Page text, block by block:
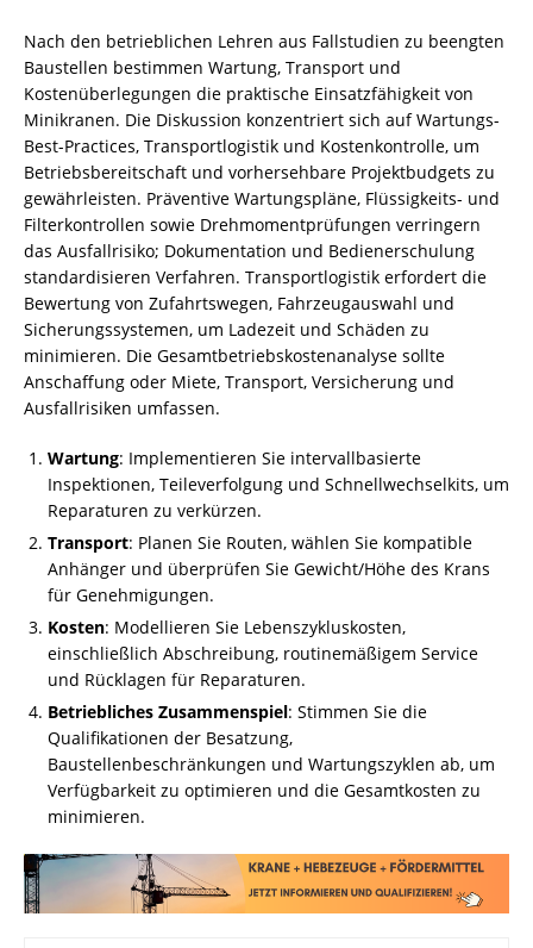
Nach den betrieblichen Lehren aus Fallstudien zu beengten
Baustellen bestimmen Wartung, Transport und
Kostenüberlegungen die praktische Einsatzfähigkeit von
Minikranen. Die Diskussion konzentriert sich auf Wartungs-
Best-Practices, Transportlogistik und Kostenkontrolle, um
Betriebsbereitschaft und vorhersehbare Projektbudgets zu
gewährleisten. Präventive Wartungspläne, Flüssigkeits- und
Filterkontrollen sowie Drehmomentprüfungen verringern
das Ausfallrisiko; Dokumentation und Bedienerschulung
standardisieren Verfahren. Transportlogistik erfordert die
Bewertung von Zufahrtswegen, Fahrzeugauswahl und
Sicherungssystemen, um Ladezeit und Schäden zu
minimieren. Die Gesamtbetriebskostenanalyse sollte
Anschaffung oder Miete, Transport, Versicherung und
Ausfallrisiken umfassen.
Wartung: Implementieren Sie intervallbasierte
Inspektionen, Teileverfolgung und Schnellwechselkits, um
Reparaturen zu verkürzen.
Transport: Planen Sie Routen, wählen Sie kompatible
Anhänger und überprüfen Sie Gewicht/Höhe des Krans
für Genehmigungen.
Kosten: Modellieren Sie Lebenszykluskosten,
einschließlich Abschreibung, routinemäßigem Service
und Rücklagen für Reparaturen.
Betriebliches Zusammenspiel: Stimmen Sie die
Qualifikationen der Besatzung,
Baustellenbeschränkungen und Wartungszyklen ab, um
Verfügbarkeit zu optimieren und die Gesamtkosten zu
minimieren.